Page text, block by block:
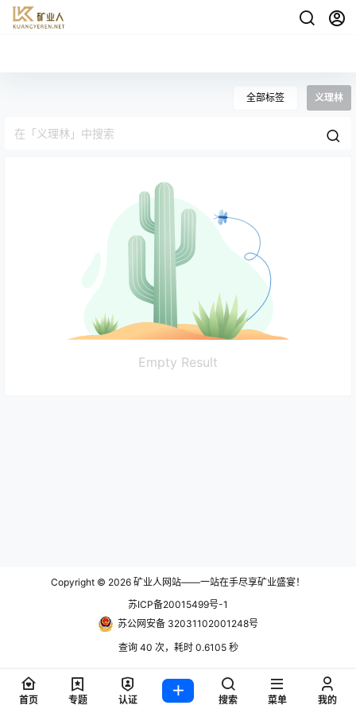
全部标签 义理林
Empty Result
Copyright © 2026 矿业人网站——一站在手尽享矿业盛宴！
苏ICP备20015499号-1
苏公网安备 32031102001248号
查询 40 次，耗时 0.6105 秒
首页 专题 认证 搜索 菜单 我的